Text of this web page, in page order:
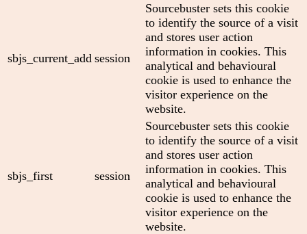
sbjs_current_add session
Sourcebuster sets this cookie
to identify the source of a visit
and stores user action
information in cookies. This
analytical and behavioural
cookie is used to enhance the
visitor experience on the
website.
sbjs_first session
Sourcebuster sets this cookie
to identify the source of a visit
and stores user action
information in cookies. This
analytical and behavioural
cookie is used to enhance the
visitor experience on the
website.